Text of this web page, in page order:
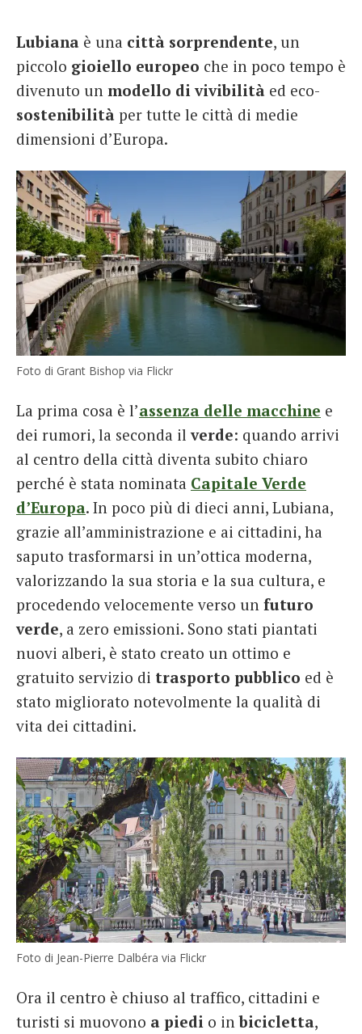
Lubiana è una città sorprendente, un
piccolo gioiello europeo che in poco tempo è
divenuto un modello di vivibilità ed eco-
sostenibilità per tutte le città di medie
dimensioni d’Europa.
Foto di Grant Bishop via Flickr
La prima cosa è l’assenza delle macchine e
dei rumori, la seconda ilverde: quando arrivi
al centro della città diventa subito chiaro
perché è stata nominata Capitale Verde
d’Europa. In poco più di dieci anni, Lubiana,
grazie all’amministrazione e ai cittadini, ha
saputo trasformarsi in un’ottica moderna,
valorizzando la sua storia e la sua cultura, e
procedendo velocemente verso un futuro
verde, a zero emissioni. Sono stati piantati
nuovi alberi, è stato creato un ottimo e
gratuito servizio di trasporto pubblico ed è
stato migliorato notevolmente la qualità di
vita dei cittadini.
Foto di Jean-Pierre Dalbéra via Flickr
Ora il centro è chiuso al traffico, cittadini e
turisti si muovono a piedi o inbicicletta,